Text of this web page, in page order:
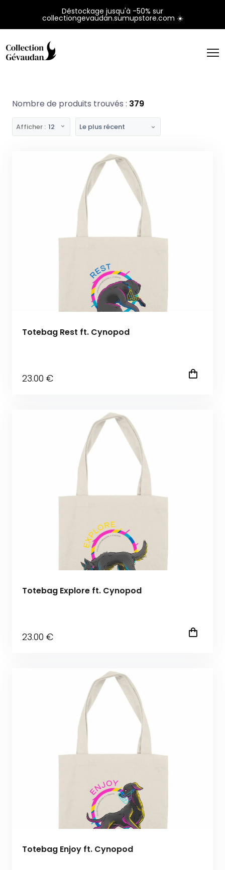
Déstockage jusqu'à -50% sur
collectiongevaudan.sumupstore.com ☀️
Nombre de produits trouvés : 379
Afficher : 12 Le plus récent
Totebag Rest ft. Cynopod
23.00 €
Totebag Explore ft. Cynopod
23.00 €
Totebag Enjoy ft. Cynopod
Panneau de gestion des cookies